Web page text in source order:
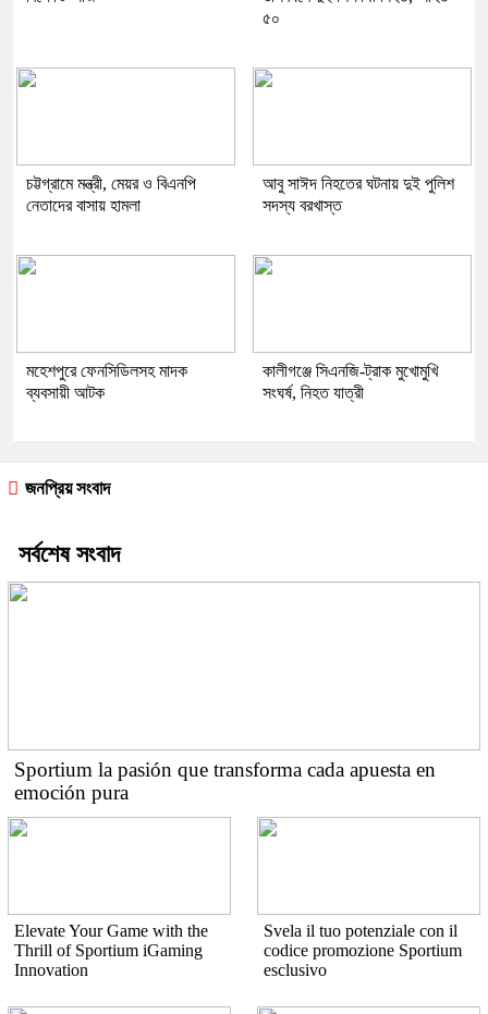
৫০
চট্টগ্রামে মন্ত্রী, মেয়র ও বিএনপি
নেতাদের বাসায় হামলা
আবু সাঈদ নিহতের ঘটনায় দুই পুলিশ
সদস্য বরখাস্ত
মহেশপুরে ফেনসিডিলসহ মাদক
ব্যবসায়ী আটক
কালীগঞ্জে সিএনজি-ট্রাক মুখোমুখি
সংঘর্ষ, নিহত যাত্রী
জনপ্রিয় সংবাদ
সর্বশেষ সংবাদ
Sportium la pasión que transforma cada apuesta en
emoción pura
Elevate Your Game with the
Thrill of Sportium iGaming
Innovation
Svela il tuo potenziale con il
codice promozione Sportium
esclusivo